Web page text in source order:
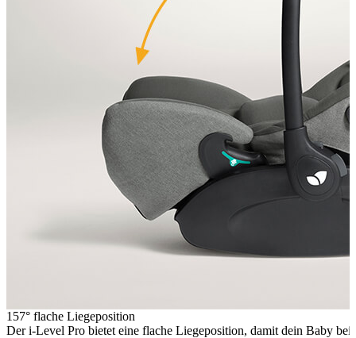
157° flache Liegeposition
Der i-Level Pro bietet eine flache Liegeposition, damit dein Baby